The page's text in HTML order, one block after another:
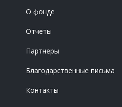
О фонде
Отчеты
Партнеры
Благодарственные письма
Контакты